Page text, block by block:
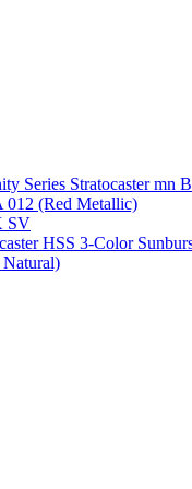
Series Stratocaster mn
(Red Metallic)
SV
HSS 3-Color